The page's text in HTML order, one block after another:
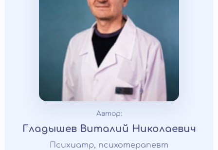
Автор:
Гладышев Виталий Николаевич
Психиатр, психотерапевт